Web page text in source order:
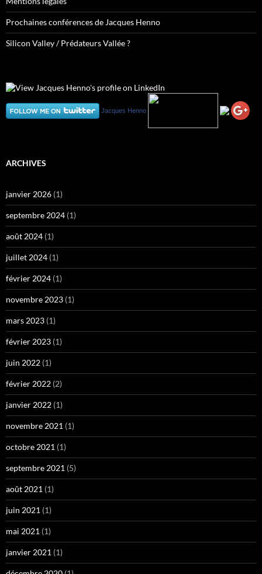
Prochaines conférences de Jacques Henno
Silicon Valley / Prédateurs Vallée ?
Jacques Henno
ARCHIVES
janvier 2026 (1)
septembre 2024 (1)
août 2024 (1)
juillet 2024 (1)
février 2024 (1)
novembre 2023 (1)
mars 2023 (1)
février 2023 (1)
juin 2022 (1)
février 2022 (2)
janvier 2022 (1)
novembre 2021 (1)
octobre 2021 (1)
septembre 2021 (5)
août 2021 (1)
juin 2021 (1)
mai 2021 (1)
janvier 2021 (1)